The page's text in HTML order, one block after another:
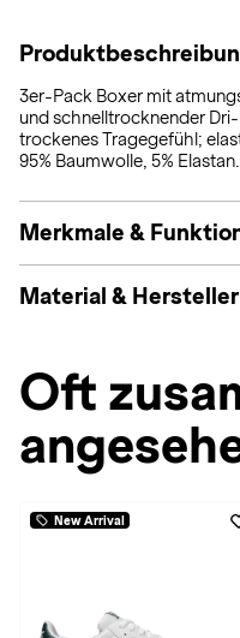
3er-Pack Boxer mit
und schnelltrocknender
trockenes Tragegefühl;
95% Baumwolle, 5% Elastan.
Merkmale &
Material & Hersteller
Oft
New Arrival